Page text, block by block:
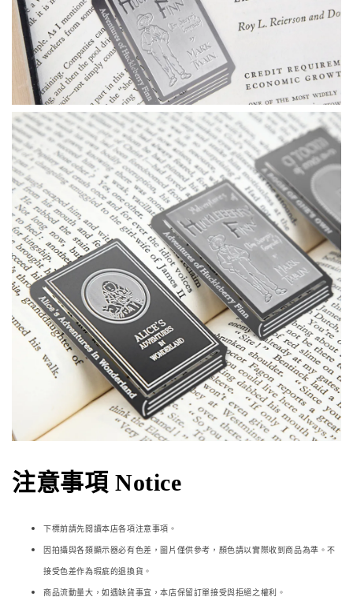
注意事項 Notice
下標前請先閱讀本店各項注意事項。
因拍攝與各類顯示器必有色差，圖片僅供參考，顏色請以實際收到商品為準。不
接受色差作為瑕疵的退換貨。
商品流動量大，如遇缺貨事宜，本店保留訂單接受與拒絕之權利。